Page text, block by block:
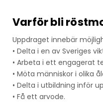
Varför bli
Uppdraget innebär
• Delta i en av Sveriges
• Arbeta i ett engagerat
• Möta människor i olika
• Delta i utbildning inför
• Få ett arvode.